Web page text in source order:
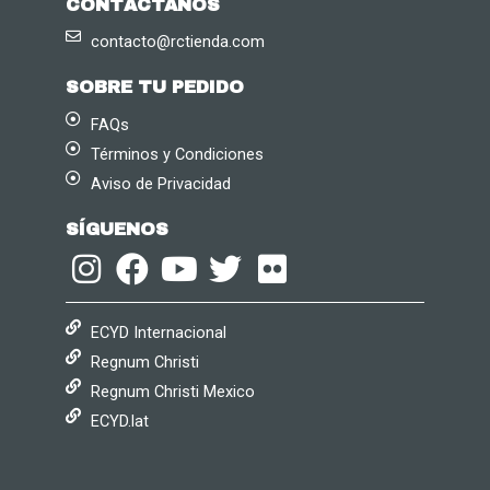
CONTÁCTANOS
contacto@rctienda.com
SOBRE TU PEDIDO
FAQs
Términos y Condiciones
Aviso de Privacidad
SÍGUENOS
ECYD Internacional
Regnum Christi
Regnum Christi Mexico
ECYD.lat